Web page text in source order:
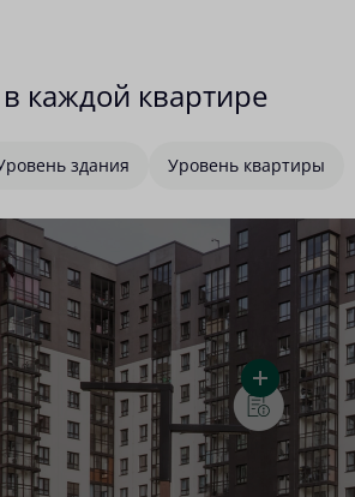
каждой квартире
здания Уровень квартиры